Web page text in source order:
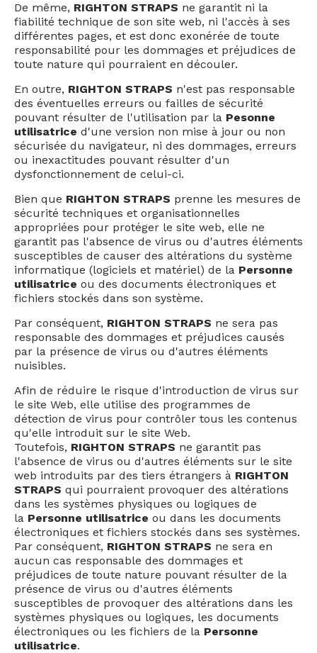
De même, RIGHTON STRAPS ne garantit ni la
fiabilité technique de son site web, ni l'accès à ses
différentes pages, et est donc exonérée de toute
responsabilité pour les dommages et préjudices de
toute nature qui pourraient en découler.
En outre, RIGHTON STRAPS n'est pas responsable
des éventuelles erreurs ou failles de sécurité
pouvant résulter de l'utilisation par la Pesonne
utilisatrice d'une version non mise à jour ou non
sécurisée du navigateur, ni des dommages, erreurs
ou inexactitudes pouvant résulter d'un
dysfonctionnement de celui-ci.
Bien que RIGHTON STRAPS prenne les mesures de
sécurité techniques et organisationnelles
appropriées pour protéger le site web, elle ne
garantit pas l'absence de virus ou d'autres éléments
susceptibles de causer des altérations du système
informatique (logiciels et matériel) de la Personne
utilisatrice ou des documents électroniques et
fichiers stockés dans son système.
Par conséquent, RIGHTON STRAPS ne sera pas
responsable des dommages et préjudices causés
par la présence de virus ou d'autres éléments
nuisibles.
Afin de réduire le risque d'introduction de virus sur
le site Web, elle utilise des programmes de
détection de virus pour contrôler tous les contenus
qu'elle introduit sur le site Web.
Toutefois, RIGHTON STRAPS ne garantit pas
l'absence de virus ou d'autres éléments sur le site
web introduits par des tiers étrangers à RIGHTON
STRAPS qui pourraient provoquer des altérations
dans les systèmes physiques ou logiques de
la Personne utilisatrice ou dans les documents
électroniques et fichiers stockés dans ses systèmes.
Par conséquent, RIGHTON STRAPS ne sera en
aucun cas responsable des dommages et
préjudices de toute nature pouvant résulter de la
présence de virus ou d'autres éléments
susceptibles de provoquer des altérations dans les
systèmes physiques ou logiques, les documents
électroniques ou les fichiers de la Personne
utilisatrice.